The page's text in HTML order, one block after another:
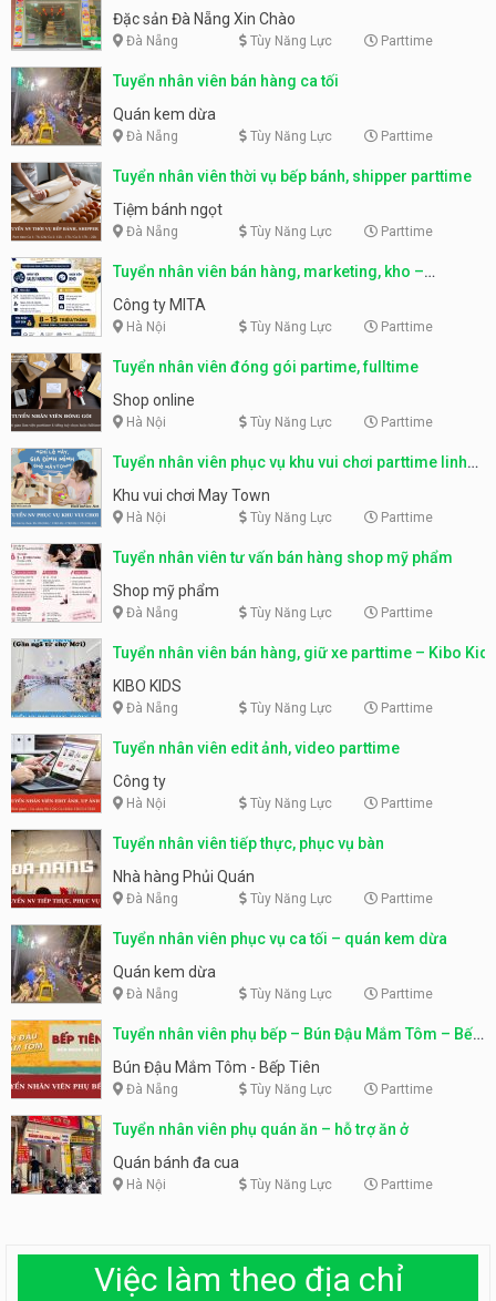
Nẵng
Đặc sản Đà Nẵng Xin Chào
Đà Nẵng Tùy Năng Lực Parttime
Tuyển nhân viên bán hàng ca tối
Quán kem dừa
Đà Nẵng Tùy Năng Lực Parttime
Tuyển nhân viên thời vụ bếp bánh, shipper parttime
Tiệm bánh ngọt
Đà Nẵng Tùy Năng Lực Parttime
Tuyển nhân viên bán hàng, marketing, kho –
parttime, fulltime
Công ty MITA
Hà Nội Tùy Năng Lực Parttime
Tuyển nhân viên đóng gói partime, fulltime
Shop online
Hà Nội Tùy Năng Lực Parttime
Tuyển nhân viên phục vụ khu vui chơi parttime linh
động
Khu vui chơi May Town
Hà Nội Tùy Năng Lực Parttime
Tuyển nhân viên tư vấn bán hàng shop mỹ phẩm
Shop mỹ phẩm
Đà Nẵng Tùy Năng Lực Parttime
Tuyển nhân viên bán hàng, giữ xe parttime – Kibo Kid
KIBO KIDS
Đà Nẵng Tùy Năng Lực Parttime
Tuyển nhân viên edit ảnh, video parttime
Công ty
Hà Nội Tùy Năng Lực Parttime
Tuyển nhân viên tiếp thực, phục vụ bàn
Nhà hàng Phủi Quán
Đà Nẵng Tùy Năng Lực Parttime
Tuyển nhân viên phục vụ ca tối – quán kem dừa
Quán kem dừa
Đà Nẵng Tùy Năng Lực Parttime
Tuyển nhân viên phụ bếp – Bún Đậu Mắm Tôm – Bếp
Tiên
Bún Đậu Mắm Tôm - Bếp Tiên
Đà Nẵng Tùy Năng Lực Parttime
Tuyển nhân viên phụ quán ăn – hỗ trợ ăn ở
Quán bánh đa cua
Hà Nội Tùy Năng Lực Parttime
Việc làm theo địa chỉ